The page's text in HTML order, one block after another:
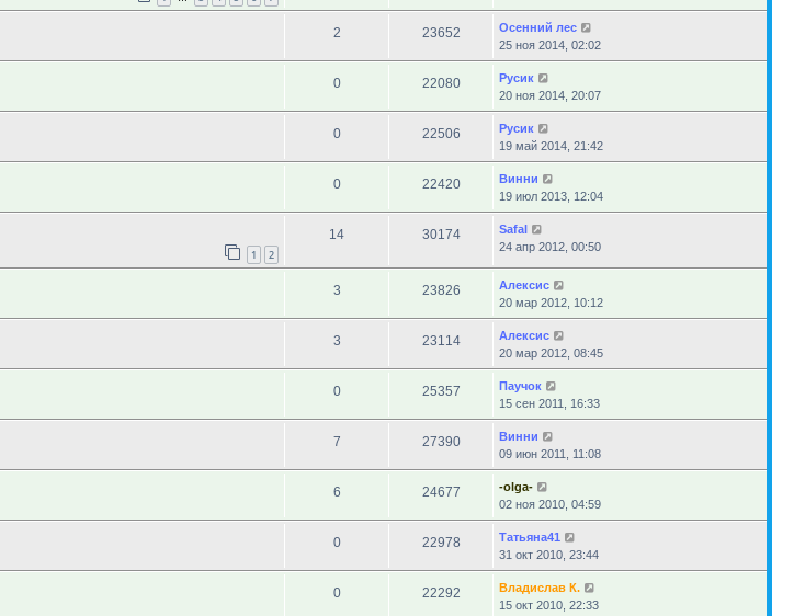
2 23652
Осенний лес
25 ноя 2014, 02:02
0 22080
Русик
20 ноя 2014, 20:07
0 22506
Русик
19 май 2014, 21:42
0 22420
Винни
19 июл 2013, 12:04
1 2
14 30174
Safal
24 апр 2012, 00:50
3 23826
Алексис
20 мар 2012, 10:12
3 23114
Алексис
20 мар 2012, 08:45
0 25357
Паучок
15 сен 2011, 16:33
7 27390
Винни
09 июн 2011, 11:08
6 24677
-olga-
02 ноя 2010, 04:59
0 22978
Татьяна41
31 окт 2010, 23:44
0 22292
Владислав К.
15 окт 2010, 22:33